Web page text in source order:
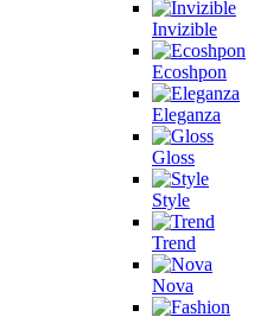
Invizible
Ecoshpon
Eleganza
Gloss
Style
Trend
Nova